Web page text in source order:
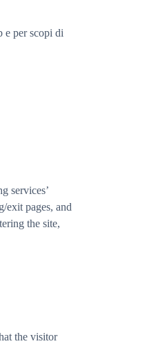
e per scopi di
services’
exit pages, and
the site,
the visitor